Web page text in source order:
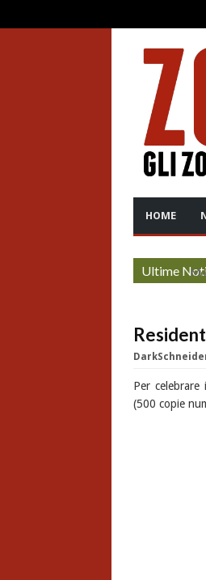
HOME
Ultime
Per celebrare
(500 copie